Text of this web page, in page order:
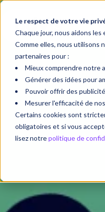
Le respect de votre vie
Chaque jour, nous aidons
Comme elles, nous utilisons
partenaires pour :
Mieux comprendre notre
Générer des idées pour
Pouvoir offrir des
Mesurer l'efficacité de
Certains cookies sont
obligatoires et si vous
lisez notrepolitique de